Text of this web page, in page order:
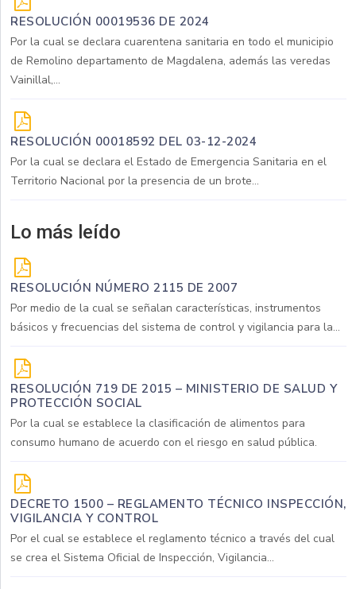
RESOLUCIÓN 00019536 DE 2024
Por la cual se declara cuarentena sanitaria en todo el municipio
de Remolino departamento de Magdalena, además las veredas
Vainillal,...
RESOLUCIÓN 00018592 DEL 03-12-2024
Por la cual se declara el Estado de Emergencia Sanitaria en el
Territorio Nacional por la presencia de un brote...
Lo más leído
RESOLUCIÓN NÚMERO 2115 DE 2007
Por medio de la cual se señalan características, instrumentos
básicos y frecuencias del sistema de control y vigilancia para la...
RESOLUCIÓN 719 DE 2015 – MINISTERIO DE SALUD Y
PROTECCIÓN SOCIAL
Por la cual se establece la clasificación de alimentos para
consumo humano de acuerdo con el riesgo en salud pública.
DECRETO 1500 – REGLAMENTO TÉCNICO INSPECCIÓN,
VIGILANCIA Y CONTROL
Por el cual se establece el reglamento técnico a través del cual
se crea el Sistema Oficial de Inspección, Vigilancia...